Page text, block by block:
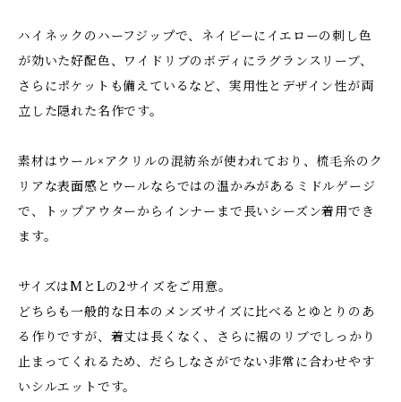
ハイネックのハーフジップで、ネイビーにイエローの刺し色
が効いた好配色、ワイドリブのボディにラグランスリーブ、
さらにポケットも備えているなど、実用性とデザイン性が両
立した隠れた名作です。
素材はウール×アクリルの混紡糸が使われており、梳毛糸のク
リアな表面感とウールならではの温かみがあるミドルゲージ
で、トップアウターからインナーまで長いシーズン着用でき
ます。
サイズはMとLの2サイズをご用意。
どちらも一般的な日本のメンズサイズに比べるとゆとりのあ
る作りですが、着丈は長くなく、さらに裾のリブでしっかり
止まってくれるため、だらしなさがでない非常に合わせやす
いシルエットです。